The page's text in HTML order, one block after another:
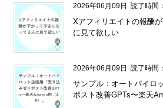
2026年06月09日 読了時間
Xアフィリエイトの報酬
に見て欲しい
2026年06月09日 読了時間
サンプル：オートパイロ
ポスト改善GPTs〜楽天